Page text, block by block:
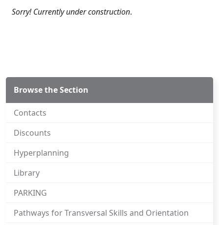
Sorry! Currently under construction.
Browse the Section
Contacts
Discounts
Hyperplanning
Library
PARKING
Pathways for Transversal Skills and Orientation